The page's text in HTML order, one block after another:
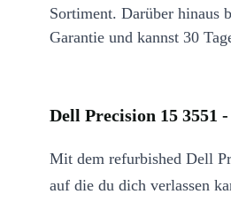
Sortiment. Darüber hinaus
Garantie und kannst 30
Dell Precision 15 3551
Mit dem refurbished Dell
auf die du dich verlassen